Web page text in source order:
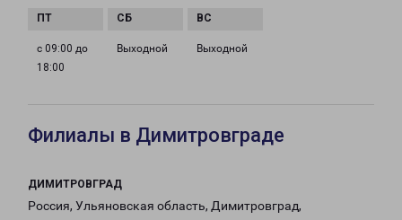
с 09:00 до
18:00
Выходной Выходной
Филиалы в Димитровграде
ДИМИТРОВГРАД
Россия, Ульяновская область, Димитровград,